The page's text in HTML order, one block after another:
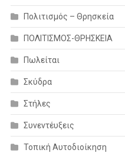
Πολιτισμός – Θρησκεία
ΠΟΛΙΤΙΣΜΟΣ-ΘΡΗΣΚΕΙΑ
Πωλείται
Σκύδρα
Στήλες
Συνεντέυξεις
Τοπική Αυτοδιοίκηση